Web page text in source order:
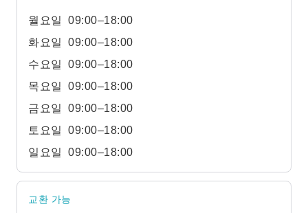
월요일
09:00–18:00
화요일
09:00–18:00
수요일
09:00–18:00
목요일
09:00–18:00
금요일
09:00–18:00
토요일
09:00–18:00
일요일
09:00–18:00
교환 가능